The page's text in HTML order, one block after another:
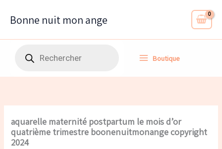
Bonne nuit mon ange
Boutique
aquarelle maternité postpartum le mois d’or
quatrième trimestre boonenuitmonange copyright
2024